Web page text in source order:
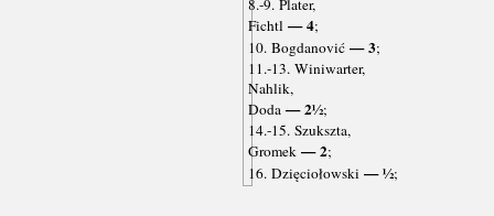
8.-9. Plater,
Fichtl— 4;
10. Bogdanović— 3;
11.-13. Winiwarter,
Nahlik,
Doda— 2½;
14.-15. Szukszta,
Gromek— 2;
16. Dzięciołowski — ½;